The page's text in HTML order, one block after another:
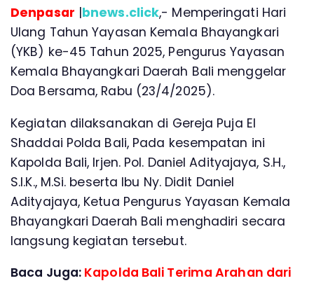
Denpasar |bnews.click,- Memperingati Hari
Ulang Tahun Yayasan Kemala Bhayangkari
(YKB) ke-45 Tahun 2025, Pengurus Yayasan
Kemala Bhayangkari Daerah Bali menggelar
Doa Bersama, Rabu (23/4/2025).
Kegiatan dilaksanakan di Gereja Puja El
Shaddai Polda Bali, Pada kesempatan ini
Kapolda Bali, Irjen. Pol. Daniel Adityajaya, S.H.,
S.I.K., M.Si. beserta Ibu Ny. Didit Daniel
Adityajaya, Ketua Pengurus Yayasan Kemala
Bhayangkari Daerah Bali menghadiri secara
langsung kegiatan tersebut.
Baca Juga: Kapolda Bali Terima Arahan dari